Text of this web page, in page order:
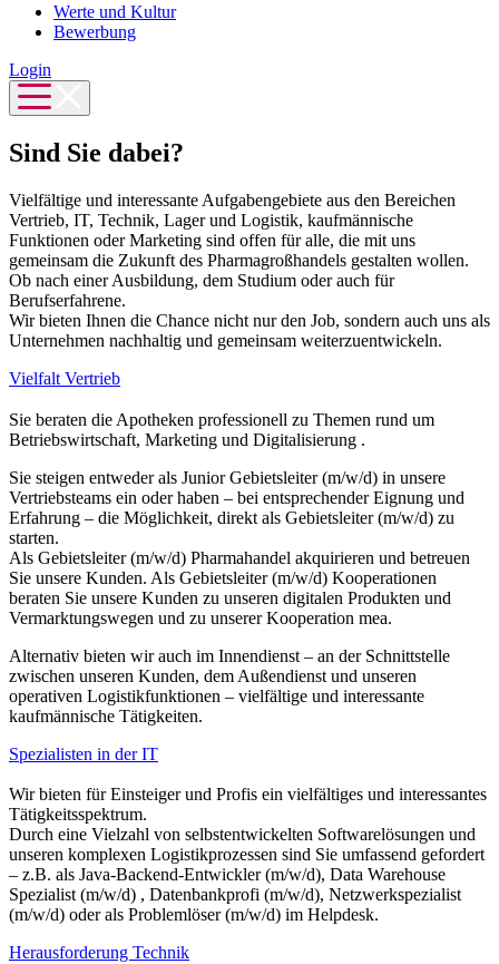
Werte und Kultur
Bewerbung
Login
Sind Sie dabei?
Vielfältige und interessante Aufgabengebiete aus den Bereichen
Vertrieb, IT, Technik, Lager und Logistik, kaufmännische
Funktionen oder Marketing sind offen für alle, die mit uns
gemeinsam die Zukunft des Pharmagroßhandels gestalten wollen.
Ob nach einer Ausbildung, dem Studium oder auch für
Berufserfahrene.
Wir bieten Ihnen die Chance nicht nur den Job, sondern auch uns als
Unternehmen nachhaltig und gemeinsam weiterzuentwickeln.
Vielfalt Vertrieb
Sie beraten die Apotheken professionell zu Themen rund um
Betriebswirtschaft, Marketing und Digitalisierung .
Sie steigen entweder als Junior Gebietsleiter (m/w/d) in unsere
Vertriebsteams ein oder haben – bei entsprechender Eignung und
Erfahrung – die Möglichkeit, direkt als Gebietsleiter (m/w/d) zu
starten.
Als Gebietsleiter (m/w/d) Pharmahandel akquirieren und betreuen
Sie unsere Kunden. Als Gebietsleiter (m/w/d) Kooperationen
beraten Sie unsere Kunden zu unseren digitalen Produkten und
Vermarktungswegen und zu unserer Kooperation mea.
Alternativ bieten wir auch im Innendienst – an der Schnittstelle
zwischen unseren Kunden, dem Außendienst und unseren
operativen Logistikfunktionen – vielfältige und interessante
kaufmännische Tätigkeiten.
Spezialisten in der IT
Wir bieten für Einsteiger und Profis ein vielfältiges und interessantes
Tätigkeitsspektrum.
Durch eine Vielzahl von selbstentwickelten Softwarelösungen und
unseren komplexen Logistikprozessen sind Sie umfassend gefordert
– z.B. als Java-Backend-Entwickler (m/w/d), Data Warehouse
Spezialist (m/w/d) , Datenbankprofi (m/w/d), Netzwerkspezialist
(m/w/d) oder als Problemlöser (m/w/d) im Helpdesk.
Herausforderung Technik